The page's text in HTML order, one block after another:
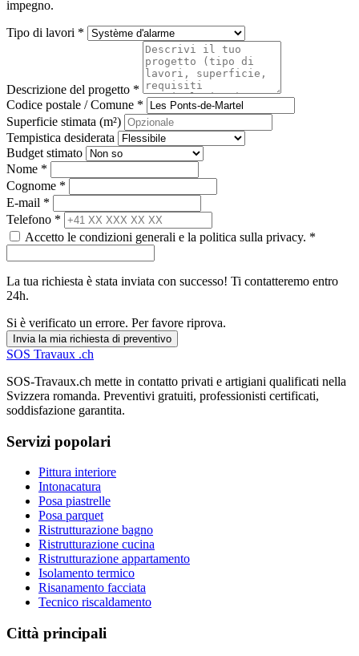
impegno.
Tipo di lavori *
Descrizione del progetto *
Codice postale / Comune *
Superficie stimata (m²)
Tempistica desiderata
Budget stimato
Nome *
Cognome *
E-mail *
Telefono *
Accetto le condizioni generali e la politica sulla privacy. *
La tua richiesta è stata inviata con successo! Ti contatteremo entro
24h.
Si è verificato un errore. Per favore riprova.
Invia la mia richiesta di preventivo
SOS Travaux .ch
SOS-Travaux.ch mette in contatto privati e artigiani qualificati nella
Svizzera romanda. Preventivi gratuiti, professionisti certificati,
soddisfazione garantita.
Servizi popolari
Pittura interiore
Intonacatura
Posa piastrelle
Posa parquet
Ristrutturazione bagno
Ristrutturazione cucina
Ristrutturazione appartamento
Isolamento termico
Risanamento facciata
Tecnico riscaldamento
Città principali